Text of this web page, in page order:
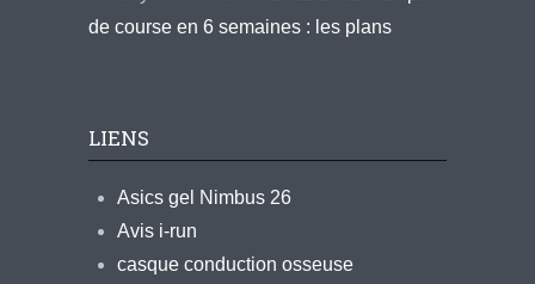
de course en 6 semaines : les plans
LIENS
Asics gel Nimbus 26
Avis i-run
casque conduction osseuse